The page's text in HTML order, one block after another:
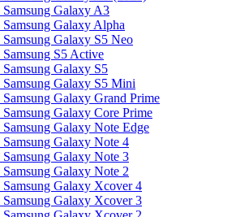
Samsung Galaxy A3
Samsung Galaxy Alpha
Samsung Galaxy S5 Neo
Samsung S5 Active
Samsung Galaxy S5
Samsung Galaxy S5 Mini
Samsung Galaxy Grand Prime
Samsung Galaxy Core Prime
Samsung Galaxy Note Edge
Samsung Galaxy Note 4
Samsung Galaxy Note 3
Samsung Galaxy Note 2
Samsung Galaxy Xcover 4
Samsung Galaxy Xcover 3